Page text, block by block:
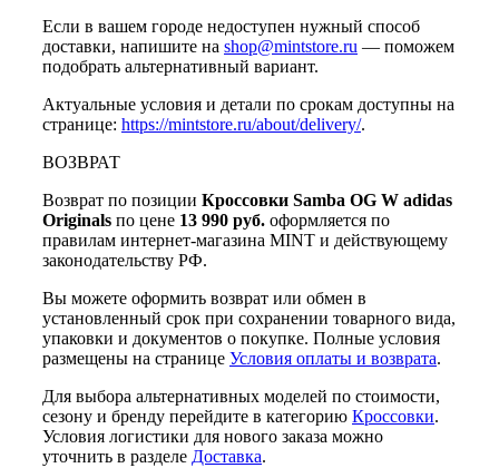
Если в вашем городе недоступен нужный способ
доставки, напишите на shop@mintstore.ru — поможем
подобрать альтернативный вариант.
Актуальные условия и детали по срокам доступны на
странице: https://mintstore.ru/about/delivery/.
ВОЗВРАТ
Возврат по позиции Кроссовки Samba OG W adidas
Originals по цене 13 990 руб. оформляется по
правилам интернет-магазина MINT и действующему
законодательству РФ.
Вы можете оформить возврат или обмен в
установленный срок при сохранении товарного вида,
упаковки и документов о покупке. Полные условия
размещены на странице Условия оплаты и возврата.
Для выбора альтернативных моделей по стоимости,
сезону и бренду перейдите в категорию Кроссовки.
Условия логистики для нового заказа можно
уточнить в разделе Доставка.